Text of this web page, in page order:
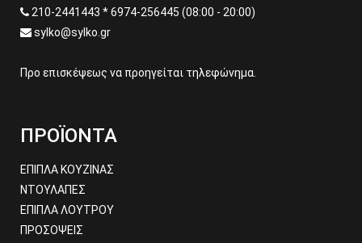
210-2441443 * 6974-256445 (08:00 - 20:00)
sylko@sylko.gr
Προ επισκέψεως να προηγείται τηλεφώνημα.
ΠΡΟΪΟΝΤΑ
ΕΠΙΠΛΑ ΚΟΥΖΙΝΑΣ
ΝΤΟΥΛΑΠΕΣ
ΕΠΙΠΛΑ ΛΟΥΤΡΟΥ
ΠΡΟΣΟΨΕΙΣ